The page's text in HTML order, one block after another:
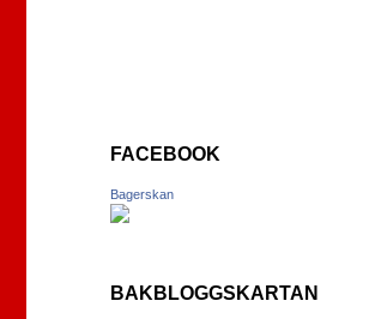
FACEBOOK
Bagerskan
BAKBLOGGSKARTAN